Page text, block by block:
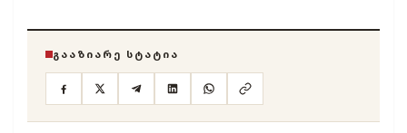
ᲒᲐᲐᲖᲘᲐᲠᲔ ᲡᲢᲐᲢᲘᲐ